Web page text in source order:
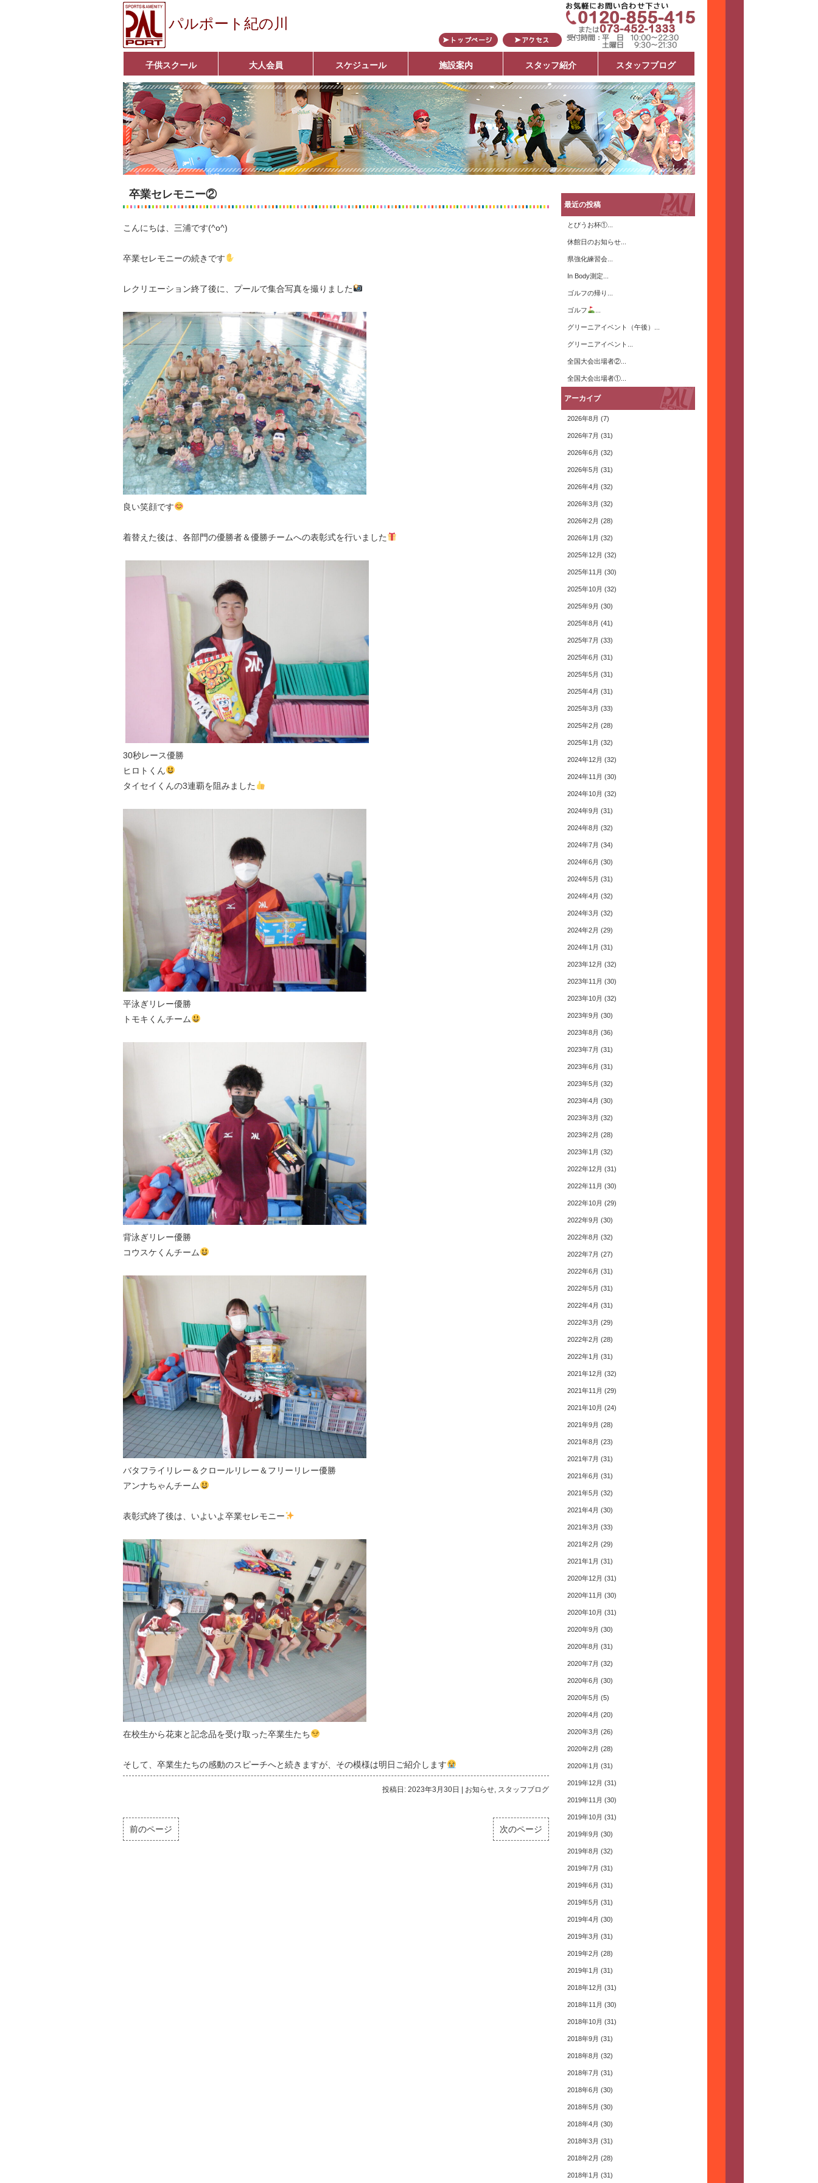
パルポート紀の川
子供スクール
ベビーコース
幼児コース
小学生コース
育成コース
選手コース
キッズパーク(体操教室)
子どもダンス教室
■入会案内■
大人会員
アクア悠々クラブ
いきいきコース
■入会案内■
スケジュール 施設案内 スタッフ紹介 スタッフブログ
卒業セレモニー②
こんにちは、三浦です(^o^)
卒業セレモニーの続きです
レクリエーション終了後に、プールで集合写真を撮りました
良い笑顔です
着替えた後は、各部門の優勝者＆優勝チームへの表彰式を行いました
30秒レース優勝
ヒロトくん
タイセイくんの3連覇を阻みました
平泳ぎリレー優勝
トモキくんチーム
背泳ぎリレー優勝
コウスケくんチーム
バタフライリレー＆クロールリレー＆フリーリレー優勝
アンナちゃんチーム
表彰式終了後は、いよいよ卒業セレモニー
在校生から花束と記念品を受け取った卒業生たち
そして、卒業生たちの感動のスピーチへと続きますが、その模様は明日ご紹介します
投稿日: 2023年3月30日 お知らせ, スタッフブログ
前のページ 次のページ
最近の投稿
とびうお杯①...
休館日のお知らせ...
県強化練習会...
In Body測定...
ゴルフの帰り...
ゴルフ
グリーニアイベント（午後）...
グリーニアイベント...
全国大会出場者②...
全国大会出場者①...
アーカイブ
2026年8月 (7)
2026年7月 (31)
2026年6月 (32)
2026年5月 (31)
2026年4月 (32)
2026年3月 (32)
2026年2月 (28)
2026年1月 (32)
2025年12月 (32)
2025年11月 (30)
2025年10月 (32)
2025年9月 (30)
2025年8月 (41)
2025年7月 (33)
2025年6月 (31)
2025年5月 (31)
2025年4月 (31)
2025年3月 (33)
2025年2月 (28)
2025年1月 (32)
2024年12月 (32)
2024年11月 (30)
2024年10月 (32)
2024年9月 (31)
2024年8月 (32)
2024年7月 (34)
2024年6月 (30)
2024年5月 (31)
2024年4月 (32)
2024年3月 (32)
2024年2月 (29)
2024年1月 (31)
2023年12月 (32)
2023年11月 (30)
2023年10月 (32)
2023年9月 (30)
2023年8月 (36)
2023年7月 (31)
2023年6月 (31)
2023年5月 (32)
2023年4月 (30)
2023年3月 (32)
2023年2月 (28)
2023年1月 (32)
2022年12月 (31)
2022年11月 (30)
2022年10月 (29)
2022年9月 (30)
2022年8月 (32)
2022年7月 (27)
2022年6月 (31)
2022年5月 (31)
2022年4月 (31)
2022年3月 (29)
2022年2月 (28)
2022年1月 (31)
2021年12月 (32)
2021年11月 (29)
2021年10月 (24)
2021年9月 (28)
2021年8月 (23)
2021年7月 (31)
2021年6月 (31)
2021年5月 (32)
2021年4月 (30)
2021年3月 (33)
2021年2月 (29)
2021年1月 (31)
2020年12月 (31)
2020年11月 (30)
2020年10月 (31)
2020年9月 (30)
2020年8月 (31)
2020年7月 (32)
2020年6月 (30)
2020年5月 (5)
2020年4月 (20)
2020年3月 (26)
2020年2月 (28)
2020年1月 (31)
2019年12月 (31)
2019年11月 (30)
2019年10月 (31)
2019年9月 (30)
2019年8月 (32)
2019年7月 (31)
2019年6月 (31)
2019年5月 (31)
2019年4月 (30)
2019年3月 (31)
2019年2月 (28)
2019年1月 (31)
2018年12月 (31)
2018年11月 (30)
2018年10月 (31)
2018年9月 (31)
2018年8月 (32)
2018年7月 (31)
2018年6月 (30)
2018年5月 (30)
2018年4月 (30)
2018年3月 (31)
2018年2月 (28)
2018年1月 (31)